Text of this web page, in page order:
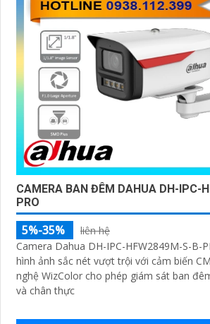
CAMERA BAN ĐÊM DAHUA DH-IPC-
PRO
5%-35%
liên hệ
Camera Dahua DH-IPC-HFW2849M-S-B-
hình ảnh sắc nét vượt trội với cảm biến CMOS
nghệ WizColor cho phép giám sát ban
và chân thực